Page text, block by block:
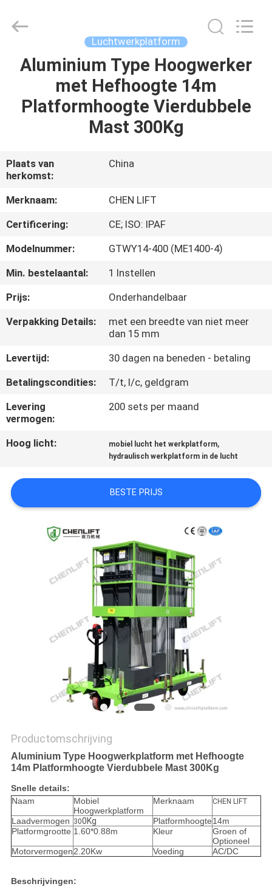
HUIS
PRODUCTEN
ONS
FABRIEKSTOCHT
KWALITEITSCONTROLE
NEEM
CONTACT
MET
OP
NIEUWS
VRAAG
OFFERTE
PRIVACYBELEID
LTD.
Luchtwerkplatform
Aluminium Type Hoogwerker
met Hefhoogte 14m
Platformhoogte Vierdubbele
Mast 300Kg
Plaats van
herkomst:
China
Merknaam:
CHEN LIFT
Certificering:
CE; ISO: IPAF
Modelnummer:
GTWY14-400 (ME1400-4)
Min. bestelaantal:
1 Instellen
Prijs:
Onderhandelbaar
Verpakking Details:
met een breedte van niet meer
dan 15 mm
Levertijd:
30 dagen na beneden - betaling
Betalingscondities:
T/t, l/c, geldgram
Levering
vermogen:
200 sets per maand
Hoog licht: mobiel lucht het werkplatform,
hydraulisch werkplatform in de lucht
BESTE PRIJS
Productomschrijving
Aluminium Type Hoogwerkplatform met Hefhoogte
14m Platformhoogte Vierdubbele Mast 300Kg
Snelle details:
Naam
Mobiel
Hoogwerkplatform
Merknaam CHEN LIFT
Laadvermogen 300Kg Platformhoogte14m
Platformgrootte 1.60*0.88m Kleur
Groen of
Optioneel
Motorvermogen2.20Kw Voeding AC/DC
Beschrijvingen: